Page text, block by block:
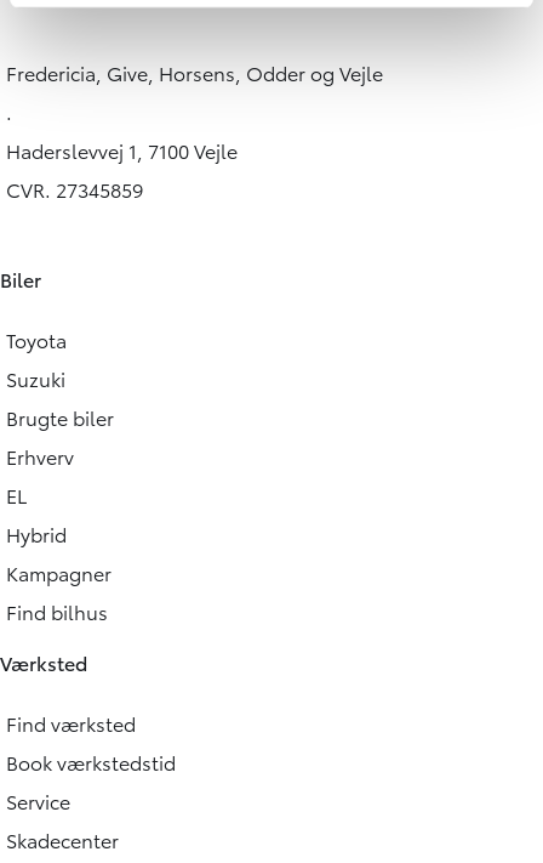
Fredericia, Give, Horsens, Odder og Vejle
.
Haderslevvej 1, 7100 Vejle
CVR. 27345859
Biler
Toyota
Suzuki
Brugte biler
Erhverv
EL
Hybrid
Kampagner
Find bilhus
Værksted
Find værksted
Book værkstedstid
Service
Skadecenter